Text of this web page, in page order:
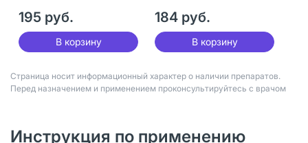
195 руб.
В корзину
184 руб.
В корзину
Страница носит информационный характер о наличии препаратов.
Перед назначением и применением проконсультируйтесь с врачом
Инструкция по применению